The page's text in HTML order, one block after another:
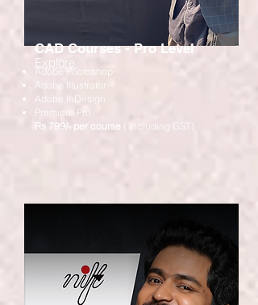
CAD Courses - Pro Level
Explore
Adobe Photoshop
Adobe Illustrator
Adobe InDesign
Premiere Pro
Rs 799/- per course
( including GST)